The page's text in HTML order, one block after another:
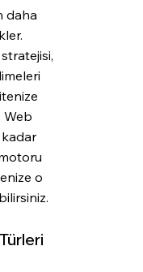
daha
Web
kadar
o